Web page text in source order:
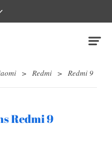
> Redmi > Redmi 9
Redmi 9